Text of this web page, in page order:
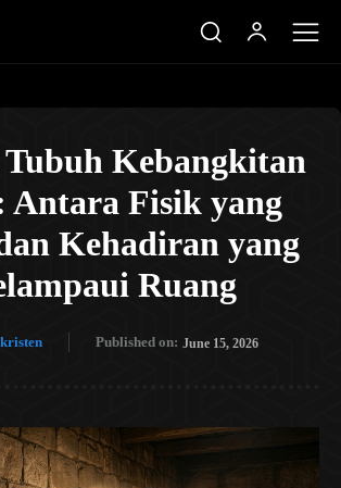
Kebangkitan
Antara Fisik yang
Kehadiran yang
Ruang
Published on: June 15, 2026